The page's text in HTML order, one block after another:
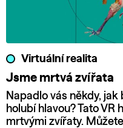
Virtuální realita
Jsme mrtvá zvířata
Napadlo vás někdy,
holubí hlavou? Tato VR
mrtvými zvířaty.